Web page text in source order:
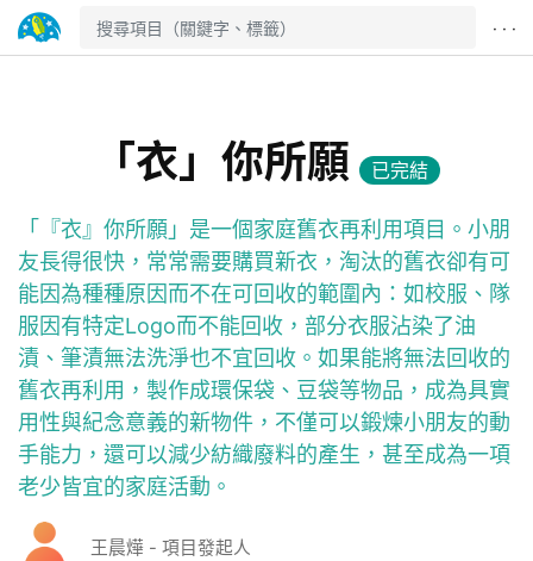
· · ·
「衣」你所願 已完結
「『衣』你所願」是一個家庭舊衣再利用項目。小朋
友長得很快，常常需要購買新衣，淘汰的舊衣卻有可
能因為種種原因而不在可回收的範圍內：如校服、隊
服因有特定Logo而不能回收，部分衣服沾染了油
漬、筆漬無法洗淨也不宜回收。如果能將無法回收的
舊衣再利用，製作成環保袋、豆袋等物品，成為具實
用性與紀念意義的新物件，不僅可以鍛煉小朋友的動
手能力，還可以減少紡織廢料的產生，甚至成為一項
老少皆宜的家庭活動。
王晨燁 - 項目發起人